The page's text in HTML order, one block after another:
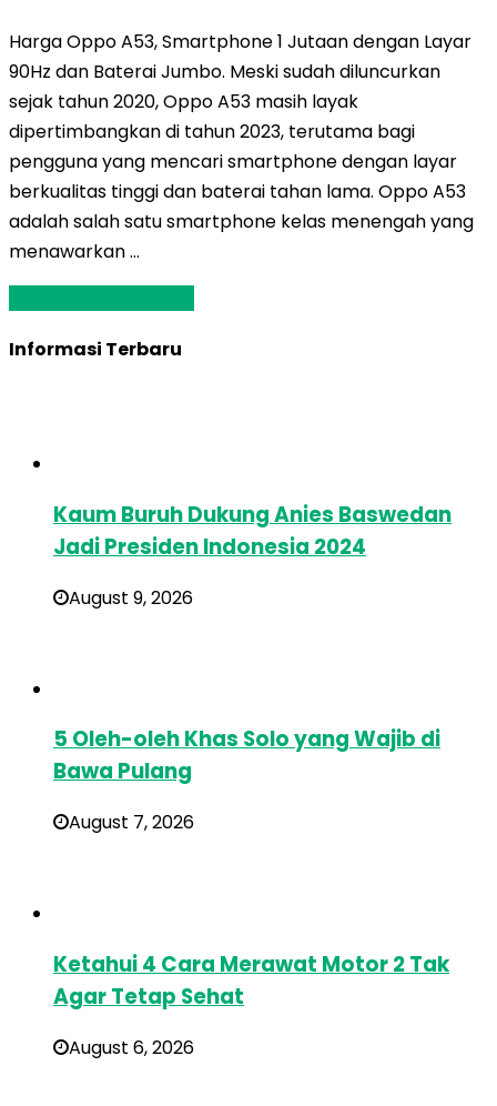
Harga Oppo A53, Smartphone 1 Jutaan dengan Layar
90Hz dan Baterai Jumbo. Meski sudah diluncurkan
sejak tahun 2020, Oppo A53 masih layak
dipertimbangkan di tahun 2023, terutama bagi
pengguna yang mencari smartphone dengan layar
berkualitas tinggi dan baterai tahan lama. Oppo A53
adalah salah satu smartphone kelas menengah yang
menawarkan …
Informasi Terbaru
Kaum Buruh Dukung Anies Baswedan
Jadi Presiden Indonesia 2024
August 9, 2026
5 Oleh-oleh Khas Solo yang Wajib di
Bawa Pulang
August 7, 2026
Ketahui 4 Cara Merawat Motor 2 Tak
Agar Tetap Sehat
August 6, 2026